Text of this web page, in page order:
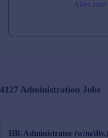
Alles zum
4127 Administration Jobs
HR-Administrator (w/m/div.)